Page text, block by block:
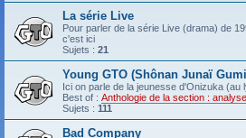
La série Live
Pour parler de la série Live (drama) de
c'est ici
Sujets : 21
Young GTO (Shônan Junaï
Ici on parle de la jeunesse d'Onizuka (au
Best of : Anthologie de la section :
Sujets : 111
Bad Company